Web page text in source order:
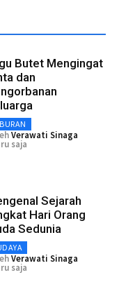
Butet Mengingat
dan
Verawati Sinaga
saja
Sejarah
Hari Orang
Sedunia
Verawati Sinaga
saja